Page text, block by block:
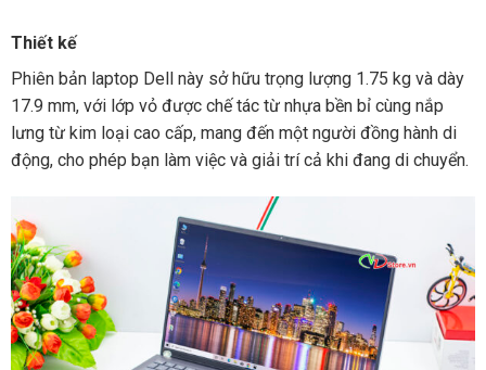
Thiết kế
Phiên bản laptop Dell này sở hữu trọng lượng 1.75 kg và dày
17.9 mm, với lớp vỏ được chế tác từ nhựa bền bỉ cùng nắp
lưng từ kim loại cao cấp, mang đến một người đồng hành di
động, cho phép bạn làm việc và giải trí cả khi đang di chuyển.